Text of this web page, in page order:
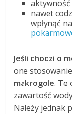
aktywność
nawet
wpłynąć
Jeśli chodzi o
one
makrogole. Te
zawartość
Należy jednak